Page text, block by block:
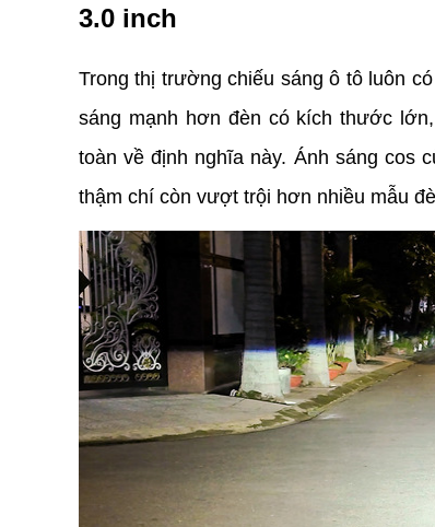
3.0 inch
Trong thị trường chiếu sáng ô tô luôn
sáng mạnh hơn đèn có kích thước
toàn về định nghĩa này. Ánh sáng cos
thậm chí còn vượt trội hơn nhiều mẫu